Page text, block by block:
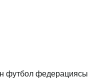
футбол федерациясы